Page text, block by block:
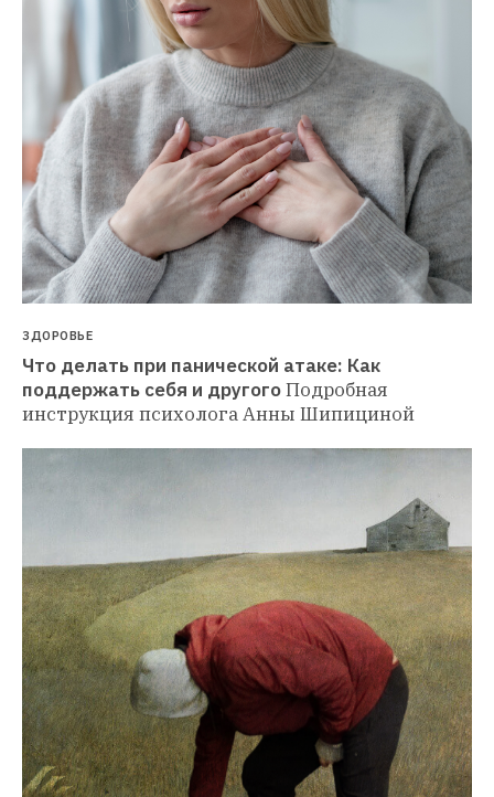
ЗДОРОВЬЕ
Что делать при панической атаке: Как
поддержать себя и другогоПодробная
инструкция психолога Анны Шипициной